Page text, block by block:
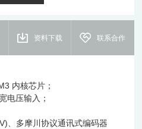
资料下载 联系合作
内核芯片；
电压输入；
、多摩川协议通讯式编码器